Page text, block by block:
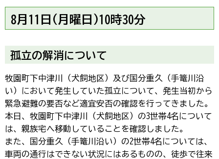
8月11日(月曜日)10時30分
孤立の解消について
牧園町下中津川（犬飼地区）及び国分重久（手篭川沿
い）において発生していた孤立について、発生当初から
緊急避難の要否など適宜安否の確認を行ってきました。
本日、牧園町下中津川（犬飼地区）の3世帯4名について
は、親族宅へ移動していることを確認しました。
また、国分重久（手篭川沿い）の2世帯4名については、
車両の通行はできない状況にはあるものの、徒歩で往来